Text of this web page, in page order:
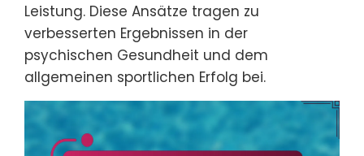
Leistung. Diese Ansätze tragen zu
verbesserten Ergebnissen in der
psychischen Gesundheit und dem
allgemeinen sportlichen Erfolg bei.